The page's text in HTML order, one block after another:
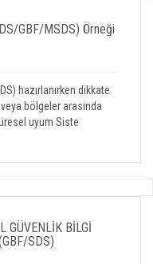
GBF/MSDS) Örneği
hazırlanırken dikkate
bölgeler arasında
uyum Siste
GÜVENLİK BİLGİ
SDS)